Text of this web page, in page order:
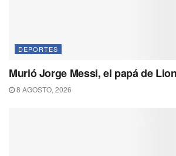
DEPORTES
Murió Jorge Messi, el papá de
8 AGOSTO, 2026